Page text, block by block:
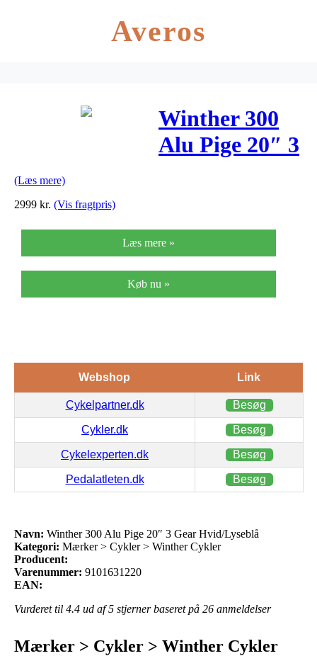
Averos
Winther 300
Alu Pige 20″ 3
(Læs mere)
2999 kr. (Vis fragtpris)
Læs mere »
Køb nu »
Webshop Link
Cykelpartner.dk Besøg
Cykler.dk Besøg
Cykelexperten.dk Besøg
Pedalatleten.dk Besøg
Navn: Winther 300 Alu Pige 20″ 3 Gear Hvid/Lyseblå
Kategori: Mærker > Cykler > Winther Cykler
Producent:
Varenummer: 9101631220
EAN:
Vurderet til 4.4 ud af 5 stjerner baseret på 26 anmeldelser
Mærker > Cykler > Winther Cykler